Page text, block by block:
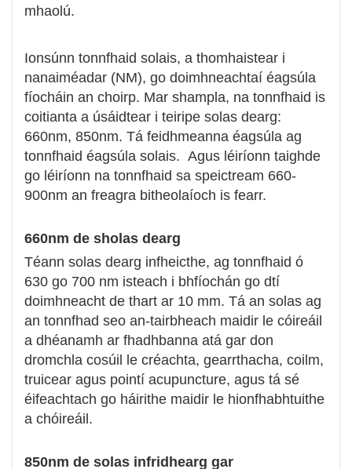
mhaolú.
Ionsúnn tonnfhaid solais, a thomhaistear i
nanaiméadar (NM), go doimhneachtaí éagsúla
fíocháin an choirp. Mar shampla, na tonnfhaid is
coitianta a úsáidtear i teiripe solas dearg:
660nm, 850nm. Tá feidhmeanna éagsúla ag
tonnfhaid éagsúla solais. Agus léiríonn taighde
go léiríonn na tonnfhaid sa speictream 660-
900nm an freagra bitheolaíoch is fearr.
660nm de sholas dearg
Téann solas dearg infheicthe, ag tonnfhaid ó
630 go 700 nm isteach i bhfíochán go dtí
doimhneacht de thart ar 10 mm. Tá an solas ag
an tonnfhad seo an-tairbheach maidir le cóireáil
a dhéanamh ar fhadhbanna atá gar don
dromchla cosúil le créachta, gearrthacha, coilm,
truicear agus pointí acupuncture, agus tá sé
éifeachtach go háirithe maidir le hionfhabhtuithe
a chóireáil.
850nm de solas infridhearg gar